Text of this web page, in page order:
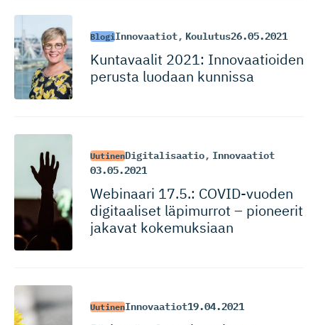
BlogiInnovaatiot, Koulutus26.05.2021
Kuntavaalit 2021: Innovaatioiden
perusta luodaan kunnissa
UutinenDigitalisaatio, Innovaatiot
03.05.2021
Webinaari 17.5.: COVID-vuoden
digitaaliset läpimurrot – pioneerit
jakavat kokemuksiaan
UutinenInnovaatiot19.04.2021